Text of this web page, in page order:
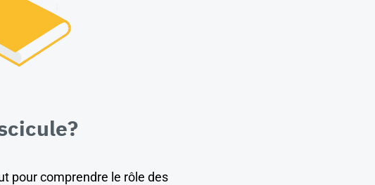
pour comprendre le rôle des